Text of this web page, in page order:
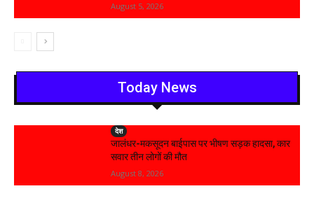
August 5, 2026
Today News
देश
जालंधर-मकसूदन बाईपास पर भीषण सड़क हादसा, कार
सवार तीन लोगों की मौत
August 8, 2026